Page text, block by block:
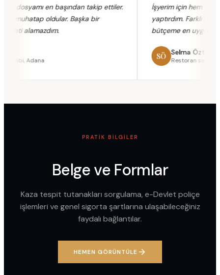
dosyamı en başından takip ettiler.
muhatap oldular. Başka bir
alamazdım.
Adana
İşyerim için hem
yaptırdım. Farklı
bütçeme en uygun
SÖ Selma Öztürk
Restoran sahibi,
PRATIK BILGILER
Belge ve Formlar
Kaza tespit tutanakları sorgulama, e-Devlet poliçe
işlemleri ve genel sigorta şartlarına ulaşabileceğiniz
faydalı bağlantılar.
HEMEN GÖRÜNTÜLE